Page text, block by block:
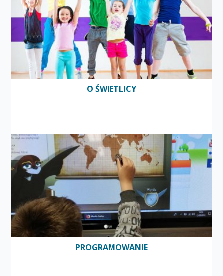
O ŚWIETLICY
PROGRAMOWANIE